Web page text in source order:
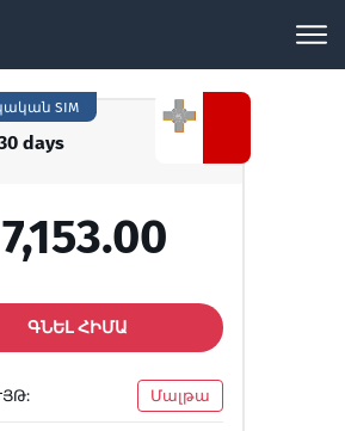
days
SIM
7,153.00
ԳՆԵԼ ՀԻՄԱ
Մալթա